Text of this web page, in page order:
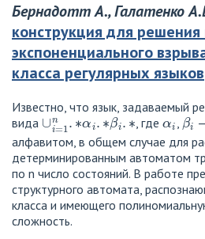
Бернадотт А., Галатенко
конструкция для
экспоненциального
класса регулярных языков
Известно, что язык, задаваемый
вида ∪i=1n.∗αi.∗ βi.∗
, гдеαi ,βi
алфавитом, в общем случае для
детерминированным автоматом
по n число состояний. В работе
структурного автомата,
класса и имеющего
сложность.